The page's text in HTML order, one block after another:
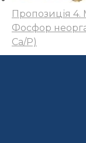
Пропозиція 4.
Фосфор
Са/Р)